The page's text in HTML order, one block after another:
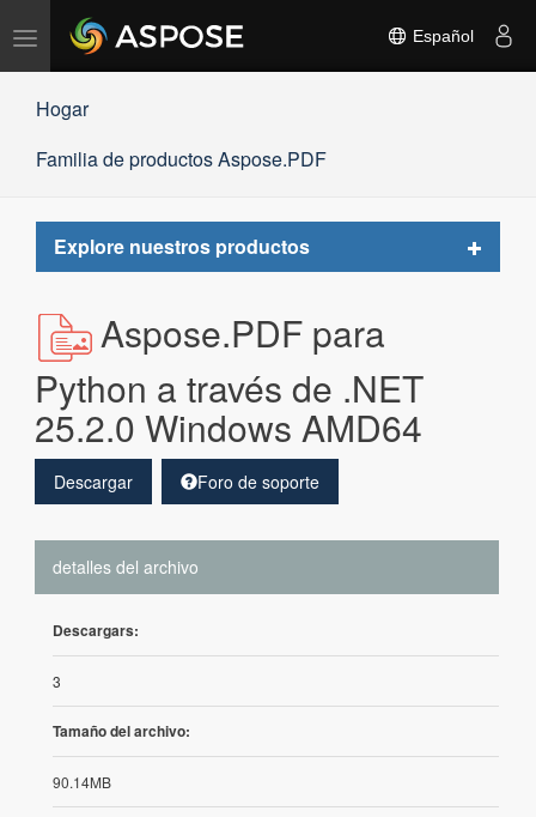
Alternar
navegación
Español
Hogar
Familia de productos Aspose.PDF
Explore nuestros productos
Toggle
Aspose.PDF para
Python a través de .NET
25.2.0 Windows AMD64
Descargar Foro de soporte
detalles del archivo
Descargars:
3
Tamaño del archivo:
90.14MB